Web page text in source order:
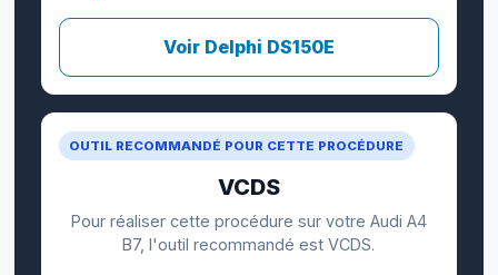
OUTIL RECOMMANDÉ POUR CETTE PROCÉDURE
VCDS
Pour réaliser cette procédure sur votre Audi A4
B7, l'outil recommandé est VCDS.
Voir Delphi DS150E